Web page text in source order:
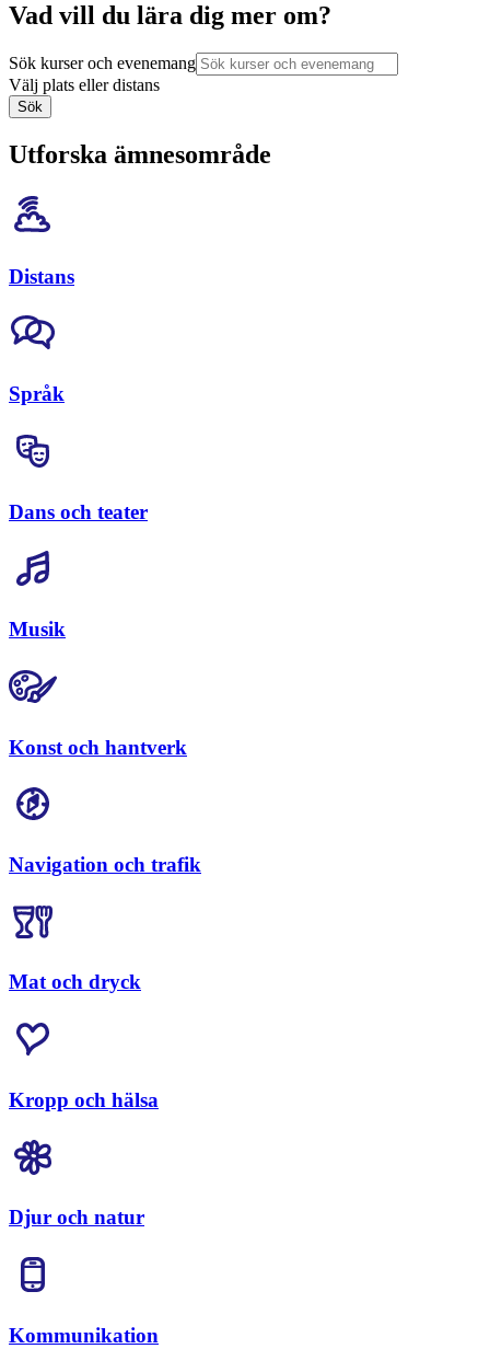
Vad vill du lära dig mer om?
Sök kurser och evenemang
Välj plats eller distans
Sök
Utforska ämnesområde
Distans
Språk
Dans och teater
Musik
Konst och hantverk
Navigation och trafik
Mat och dryck
Kropp och hälsa
Djur och natur
Kommunikation